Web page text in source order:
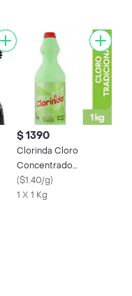
$ 1390
Clorinda Cloro
Concentrado
Tradicional Desinfecta
y Blanquea
($1.40/g)
1 X 1 Kg